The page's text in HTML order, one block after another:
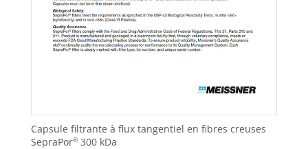
Capsule filtrante à flux tangentiel en fibres creuses
SepraPor® 300 kDa